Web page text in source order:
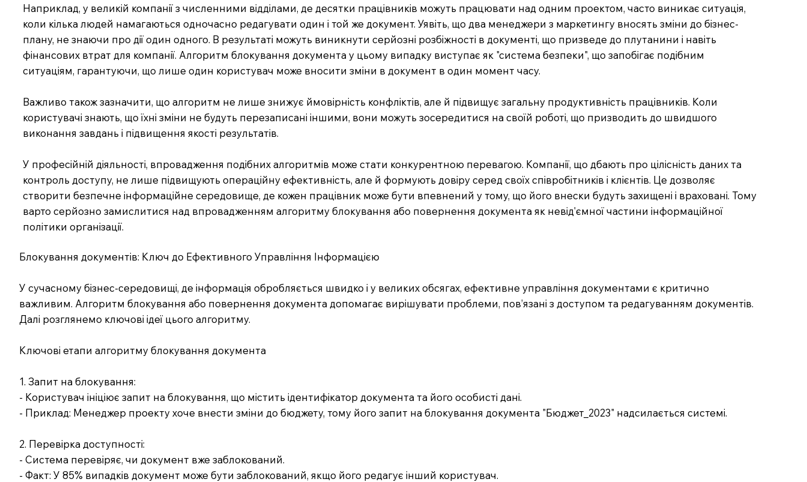
Наприклад, у великій компанії з численними відділами, де десятки працівників можуть працювати над одним проектом, часто виникає ситуація,
коли кілька людей намагаються одночасно редагувати один і той же документ. Уявіть, що два менеджери з маркетингу вносять зміни до бізнес-
плану, не знаючи про дії один одного. В результаті можуть виникнути серйозні розбіжності в документі, що призведе до плутанини і навіть
фінансових втрат для компанії. Алгоритм блокування документа у цьому випадку виступає як "система безпеки", що запобігає подібним
ситуаціям, гарантуючи, що лише один користувач може вносити зміни в документ в один момент часу.
Важливо також зазначити, що алгоритм не лише знижує ймовірність конфліктів, але й підвищує загальну продуктивність працівників. Коли
користувачі знають, що їхні зміни не будуть перезаписані іншими, вони можуть зосередитися на своїй роботі, що призводить до швидшого
виконання завдань і підвищення якості результатів.
У професійній діяльності, впровадження подібних алгоритмів може стати конкурентною перевагою. Компанії, що дбають про цілісність даних та
контроль доступу, не лише підвищують операційну ефективність, але й формують довіру серед своїх співробітників і клієнтів. Це дозволяє
створити безпечне інформаційне середовище, де кожен працівник може бути впевнений у тому, що його внески будуть захищені і враховані. Тому
варто серйозно замислитися над впровадженням алгоритму блокування або повернення документа як невід'ємної частини інформаційної
політики організації.
Блокування документів: Ключ до Ефективного Управління Інформацією
У сучасному бізнес-середовищі, де інформація обробляється швидко і у великих обсягах, ефективне управління документами є критично
важливим. Алгоритм блокування або повернення документа допомагає вирішувати проблеми, пов’язані з доступом та редагуванням документів.
Далі розглянемо ключові ідеї цього алгоритму.
Ключові етапи алгоритму блокування документа
1. Запит на блокування:
- Користувач ініціює запит на блокування, що містить ідентифікатор документа та його особисті дані.
- Приклад: Менеджер проекту хоче внести зміни до бюджету, тому його запит на блокування документа "Бюджет_2023" надсилається системі.
2. Перевірка доступності:
- Система перевіряє, чи документ вже заблокований.
- Факт: У 85% випадків документ може бути заблокований, якщо його редагує інший користувач.